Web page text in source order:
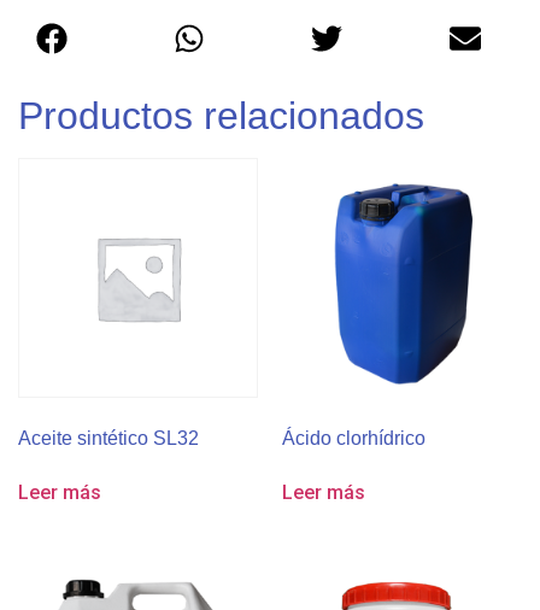
Productos relacionados
Aceite sintético SL32
Leer más
Ácido clorhídrico
Leer más